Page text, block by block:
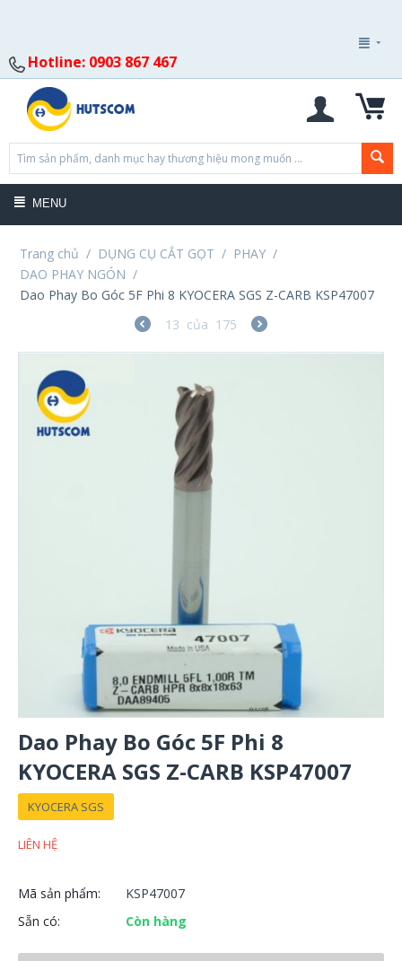
Hotline: 0903 867 467
MENU
Trang chủ / DỤNG CỤ CẮT GỌT / PHAY /
DAO PHAY NGÓN /
Dao Phay Bo Góc 5F Phi 8 KYOCERA SGS Z-CARB KSP47007
13 của 175
Dao Phay Bo Góc 5F Phi 8
KYOCERA SGS Z-CARB KSP47007
KYOCERA SGS
LIÊN HỆ
Mã sản phẩm:
KSP47007
Sẵn có:
Còn hàng